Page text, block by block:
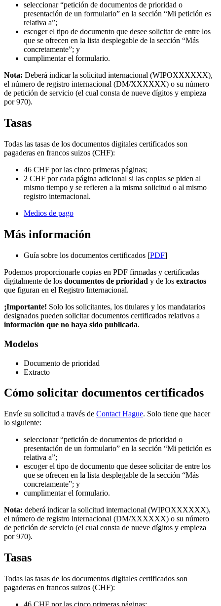
seleccionar “petición de documentos de prioridad o
presentación de un formulario” en la sección “Mi petición es
relativa a”;
escoger el tipo de documento que desee solicitar de entre los
que se ofrecen en la lista desplegable de la sección “Más
concretamente”; y
cumplimentar el formulario.
Nota: Deberá indicar la solicitud internacional (WIPOXXXXXX),
el número de registro internacional (DM/XXXXXX) o su número
de petición de servicio (el cual consta de nueve dígitos y empieza
por 970).
Tasas
Todas las tasas de los documentos digitales certificados son
pagaderas en francos suizos (CHF):
46 CHF por las cinco primeras páginas;
2 CHF por cada página adicional si las copias se piden al
mismo tiempo y se refieren a la misma solicitud o al mismo
registro internacional.
Medios de pago
Más información
Guía sobre los documentos certificados [PDF]
Podemos proporcionarle copias en PDF firmadas y certificadas
digitalmente de los documentos de prioridad y de los extractos
que figuran en el Registro Internacional.
¡Importante! Solo los solicitantes, los titulares y los mandatarios
designados pueden solicitar documentos certificados relativos a
información que no haya sido publicada.
Modelos
Documento de prioridad
Extracto
Cómo solicitar documentos certificados
Envíe su solicitud a través de Contact Hague. Solo tiene que hacer
lo siguiente:
seleccionar “petición de documentos de prioridad o
presentación de un formulario” en la sección “Mi petición es
relativa a”;
escoger el tipo de documento que desee solicitar de entre los
que se ofrecen en la lista desplegable de la sección “Más
concretamente”; y
cumplimentar el formulario.
Nota: deberá indicar la solicitud internacional (WIPOXXXXXX),
el número de registro internacional (DM/XXXXXX) o su número
de petición de servicio (el cual consta de nueve dígitos y empieza
por 970).
Tasas
Todas las tasas de los documentos digitales certificados son
pagaderas en francos suizos (CHF):